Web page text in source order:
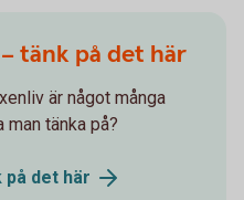
tänk på det här
är något många
tänka på?
på det här